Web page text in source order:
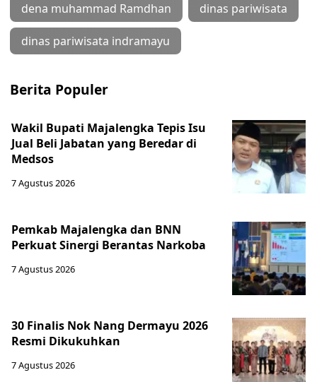
dena muhammad Ramdhan dinas pariwisata
dinas pariwisata indramayu
Berita Populer
Wakil Bupati Majalengka Tepis Isu
Jual Beli Jabatan yang Beredar di
Medsos
7 Agustus 2026
Pemkab Majalengka dan BNN
Perkuat Sinergi Berantas Narkoba
7 Agustus 2026
30 Finalis Nok Nang Dermayu 2026
Resmi Dikukuhkan
7 Agustus 2026